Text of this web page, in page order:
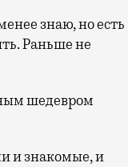
знаю, но есть
Раньше не
шедевром
и знакомые, и